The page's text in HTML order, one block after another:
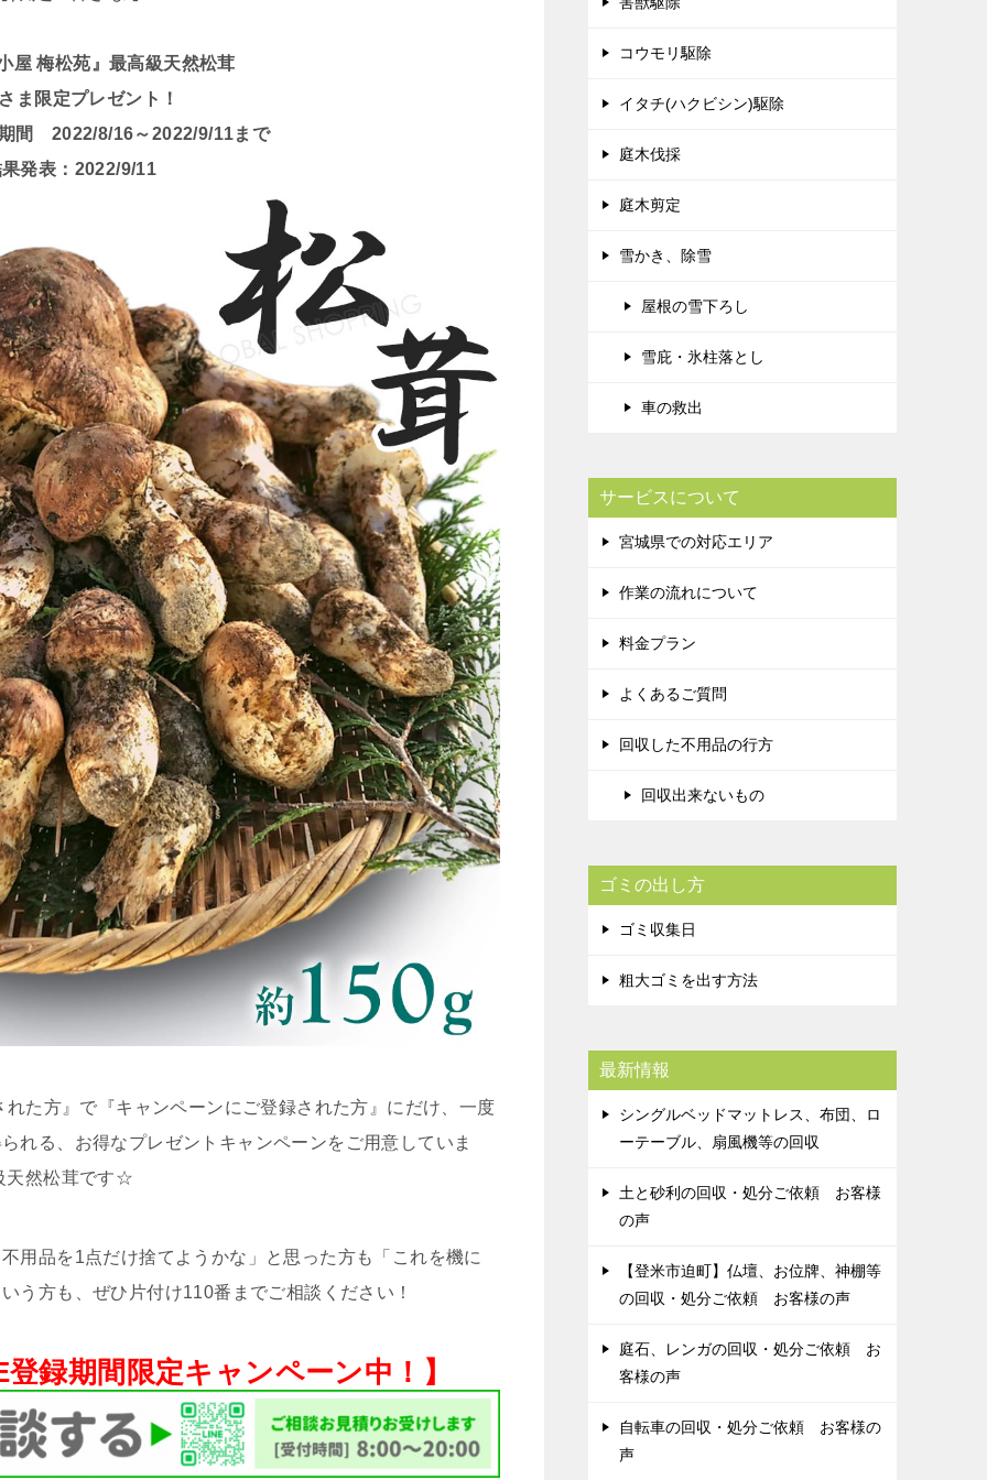
屋 梅松苑』最高級天然松茸
ま限定プレゼント！
間 2022/8/16～2022/9/11まで
発表：2022/9/11
た方』で『キャンペーンにご登録された方』にだけ、一度
れる、お得なプレゼントキャンペーンをご用意していま
天然松茸です☆
用品を1点だけ捨てようかな」と思った方も「これを機に
う方も、ぜひ片付け110番までご相談ください！
登録期間限定キャンペーン中！】
コウモリ駆除
イタチ(ハクビシン)駆除
庭木伐採
庭木剪定
雪かき、除雪
屋根の雪下ろし
雪庇・氷柱落とし
車の救出
サービスについて
宮城県での対応エリア
作業の流れについて
料金プラン
よくあるご質問
回収した不用品の行方
回収出来ないもの
ゴミの出し方
ゴミ収集日
粗大ゴミを出す方法
最新情報
シングルベッドマットレス、布団、ロ
ーテーブル、扇風機等の回収
土と砂利の回収・処分ご依頼 お客様
の声
【登米市迫町】仏壇、お位牌、神棚等
の回収・処分ご依頼 お客様の声
庭石、レンガの回収・処分ご依頼 お
客様の声
自転車の回収・処分ご依頼 お客様の
声